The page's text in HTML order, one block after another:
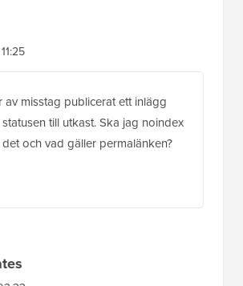
av misstag publicerat ett inlägg
till utkast. Ska jag noindex
och vad gäller permalänken?